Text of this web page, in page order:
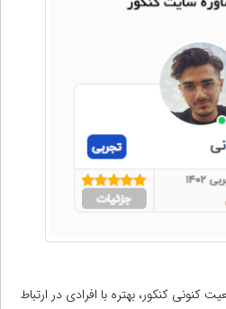
کنکور، بهتره با افرادی در ارتباط